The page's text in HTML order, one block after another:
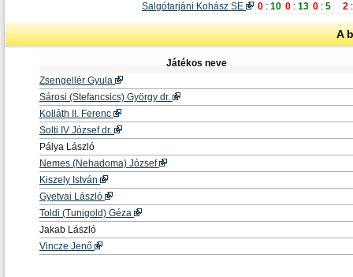
Salgótarjáni Kohász SE
0 : 10 0 : 13 0 : 5 2 :
A
Játékos neve
Zsengellér Gyula
Sárosi (Stefancsics) György dr.
Kolláth II. Ferenc
Solti IV József dr.
Pálya László
Nemes (Nehadoma) József
Kiszely István
Gyetvai László
Toldi (Tunigold) Géza
Jakab László
Vincze Jenő